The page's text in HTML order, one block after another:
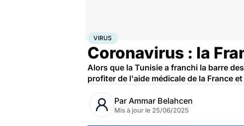
AccueilSanté
VIRUS
Coronavirus : la
Alors que la Tunisie a franchi la barre
profiter de l'aide médicale de la France et
Par Ammar Belahcen
Mis à jour le 25/06/2025